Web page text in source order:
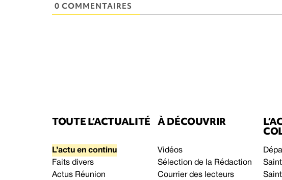
0 COMMENTAIRES
TOUTE L’ACTUALITÉ
L’actu en continu
Faits divers
Actus Réunion
À DÉCOUVRIR
Vidéos
Sélection de la Rédaction
Courrier des lecteurs